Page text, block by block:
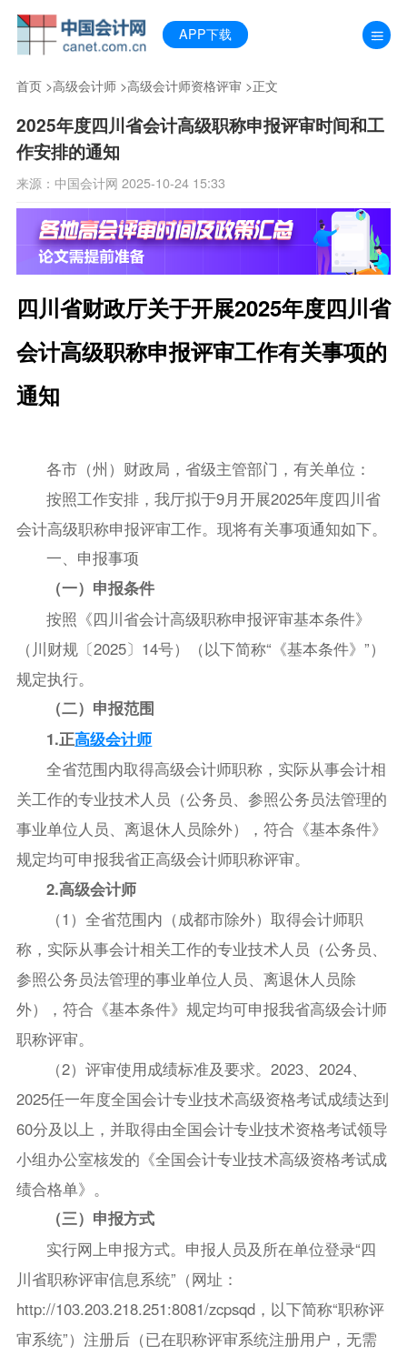
APP下载
首页>高级会计师>高级会计师资格评审 >正文
2025年度四川省会计高级职称申报评审时间和工
作安排的通知
来源：中国会计网 2025-10-24 15:33
四川省财政厅关于开展2025年度四川省
会计高级职称申报评审工作有关事项的
通知
各市（州）财政局，省级主管部门，有关单位：
按照工作安排，我厅拟于9月开展2025年度四川省
会计高级职称申报评审工作。现将有关事项通知如下。
一、申报事项
（一）申报条件
按照《四川省会计高级职称申报评审基本条件》
（川财规〔2025〕14号）（以下简称“《基本条件》”）
规定执行。
（二）申报范围
1.正高级会计师
全省范围内取得高级会计师职称，实际从事会计相
关工作的专业技术人员（公务员、参照公务员法管理的
事业单位人员、离退休人员除外），符合《基本条件》
规定均可申报我省正高级会计师职称评审。
2.高级会计师
（1）全省范围内（成都市除外）取得会计师职
称，实际从事会计相关工作的专业技术人员（公务员、
参照公务员法管理的事业单位人员、离退休人员除
外），符合《基本条件》规定均可申报我省高级会计师
职称评审。
（2）评审使用成绩标准及要求。2023、2024、
2025任一年度全国会计专业技术高级资格考试成绩达到
60分及以上，并取得由全国会计专业技术资格考试领导
小组办公室核发的《全国会计专业技术高级资格考试成
绩合格单》。
（三）申报方式
实行网上申报方式。申报人员及所在单位登录“四
川省职称评审信息系统”（网址：
http://103.203.218.251:8081/zcpsqd，以下简称“职称评
审系统”）注册后（已在职称评审系统注册用户，无需